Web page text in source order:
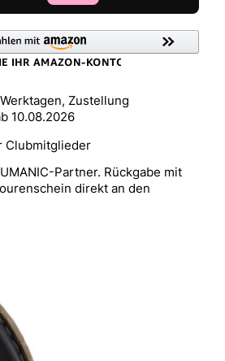
Zustellung
10.08.2026
Clubmitglieder
Partner. Rückgabe mit
direkt an den